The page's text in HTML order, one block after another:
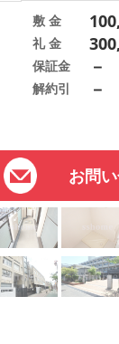
お問
敷 金
礼 金
保証金 －
解約引 －